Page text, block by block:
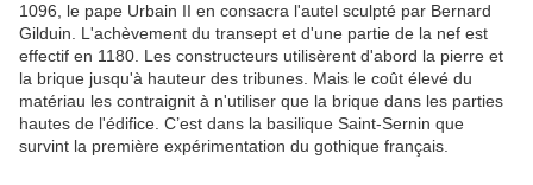
1096, le pape Urbain II en consacra l'autel sculpté par Bernard
Gilduin. L'achèvement du transept et d'une partie de la nef est
effectif en 1180. Les constructeurs utilisèrent d'abord la pierre et
la brique jusqu'à hauteur des tribunes. Mais le coût élevé du
matériau les contraignit à n'utiliser que la brique dans les parties
hautes de l'édifice. C’est dans la basilique Saint-Sernin que
survint la première expérimentation du gothique français.